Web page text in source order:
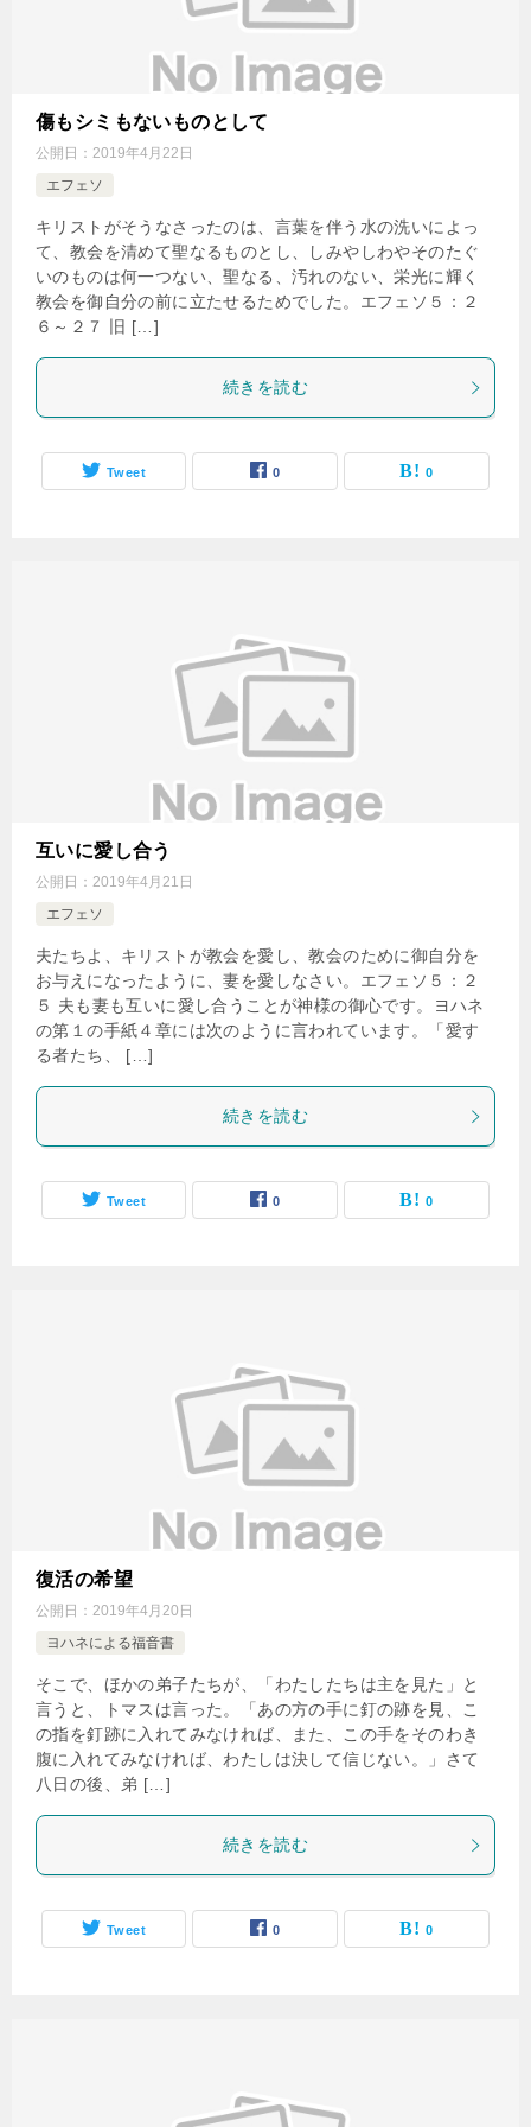
傷もシミもないものとして
公開日： 2019年4月22日
エフェソ
キリストがそうなさったのは、言葉を伴う水の洗いによっ
て、教会を清めて聖なるものとし、しみやしわやそのたぐ
いのものは何一つない、聖なる、汚れのない、栄光に輝く
教会を御自分の前に立たせるためでした。エフェソ５：２
６～２７ 旧 […]
続きを読む
Tweet 0 0
互いに愛し合う
公開日： 2019年4月21日
エフェソ
夫たちよ、キリストが教会を愛し、教会のために御自分を
お与えになったように、妻を愛しなさい。エフェソ５：２
５ 夫も妻も互いに愛し合うことが神様の御心です。ヨハネ
の第１の手紙４章には次のように言われています。「愛す
る者たち、 […]
続きを読む
Tweet 0 0
復活の希望
公開日： 2019年4月20日
ヨハネによる福音書
そこで、ほかの弟子たちが、「わたしたちは主を見た」と
言うと、トマスは言った。「あの方の手に釘の跡を見、こ
の指を釘跡に入れてみなければ、また、この手をそのわき
腹に入れてみなければ、わたしは決して信じない。」さて
八日の後、弟 […]
続きを読む
Tweet 0 0